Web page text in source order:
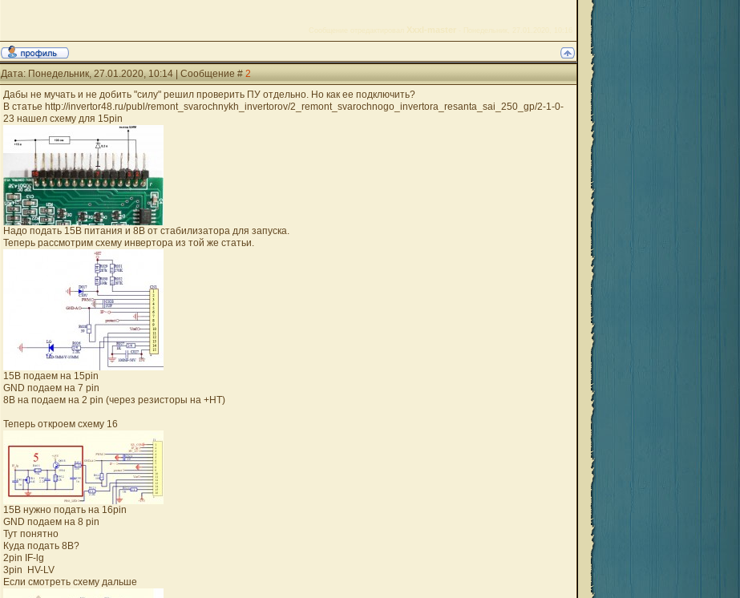
Дата: Понедельник, 27.01.2020, 10:14 | Сообщение #2
Дабы не мучать и не добить "силу" решил проверить ПУ отдельно. Но как ее подключить?
В статье http://invertor48.ru/publ/remont_svarochnykh_invertorov/2_remont_svarochnogo_invertora_resanta_sai_250_gp/2-1-0-
23 нашел схему для 15pin
Надо подать 15В питания и 8В от стабилизатора для запуска.
Теперь рассмотрим схему инвертора из той же статьи.
15В подаем на 15pin
GND подаем на 7 pin
8В на подаем на 2 pin (через резисторы на +HT)
Теперь откроем схему 16
15В нужно подать на 16pin
GND подаем на 8 pin
Тут понятно
Куда подать 8В?
2pin IF-lg
3pin HV-LV
Если смотреть схему дальше